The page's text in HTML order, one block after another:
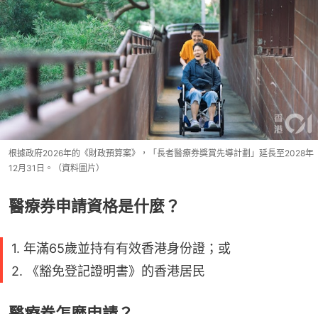
根據政府2026年的《財政預算案》，「長者醫療券獎賞先導計劃」延長至2028年
12月31日。（資料圖片）
醫療券申請資格是什麼？
1. 年滿65歲並持有有效香港身份證；或
2. 《豁免登記證明書》的香港居民